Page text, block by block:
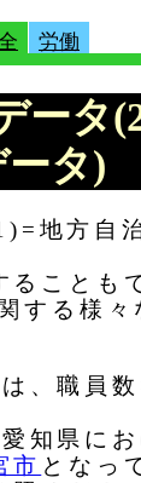
労働
ータ
タ)
地方自
ことも
する様々
、職員
知県に
市 となっ